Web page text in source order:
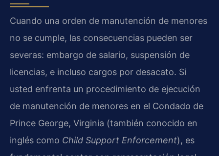
Cuando una orden de manutención de menores
no se cumple, las consecuencias pueden ser
severas: embargo de salario, suspensión de
licencias, e incluso cargos por desacato. Si
usted enfrenta un procedimiento de ejecución
de manutención de menores en el Condado de
Prince George, Virginia (también conocido en
inglés como Child Support Enforcement), es